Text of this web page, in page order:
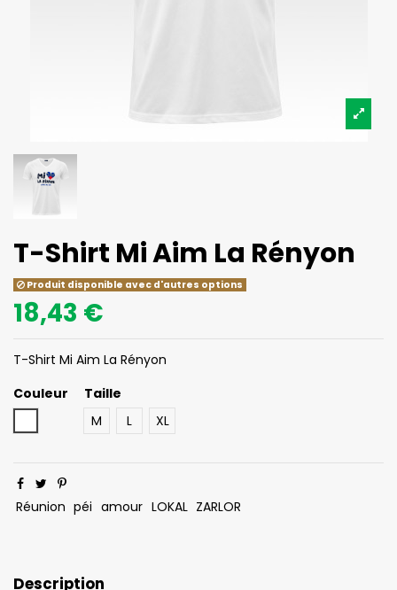
T-Shirt Mi Aim La Rényon
Produit disponible avec d'autres options
18,43 €
T-Shirt Mi Aim La Rényon
Couleur
Taille
M
L XL
Réunion péi amour LOKAL ZARLOR
Description